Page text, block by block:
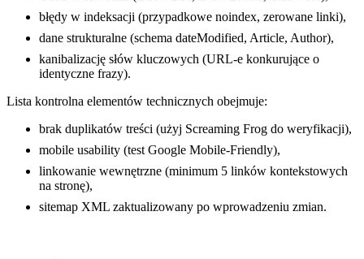
błędy w indeksacji (przypadkowe noindex, zerowane linki),
dane strukturalne (schema dateModified, Article, Author),
kanibalizację słów kluczowych (URL-e konkurujące o
identyczne frazy).
Lista kontrolna elementów technicznych obejmuje:
brak duplikatów treści (użyj Screaming Frog do weryfikacji),
mobile usability (test Google Mobile-Friendly),
linkowanie wewnętrzne (minimum 5 linków kontekstowych
na stronę),
sitemap XML zaktualizowany po wprowadzeniu zmian.